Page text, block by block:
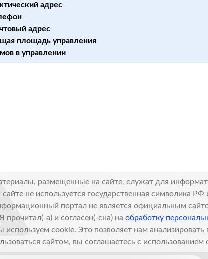
адрес
адрес
площадь управления
в управлении
размещенные на сайте, служат для
сайте не используется государственная символика РФ
портал не является официальным
Я прочитал(-а) и согласен(-сна) на обработку
используем cookie. Это позволяет нам
сайтом, вы соглашаетесь с использованием